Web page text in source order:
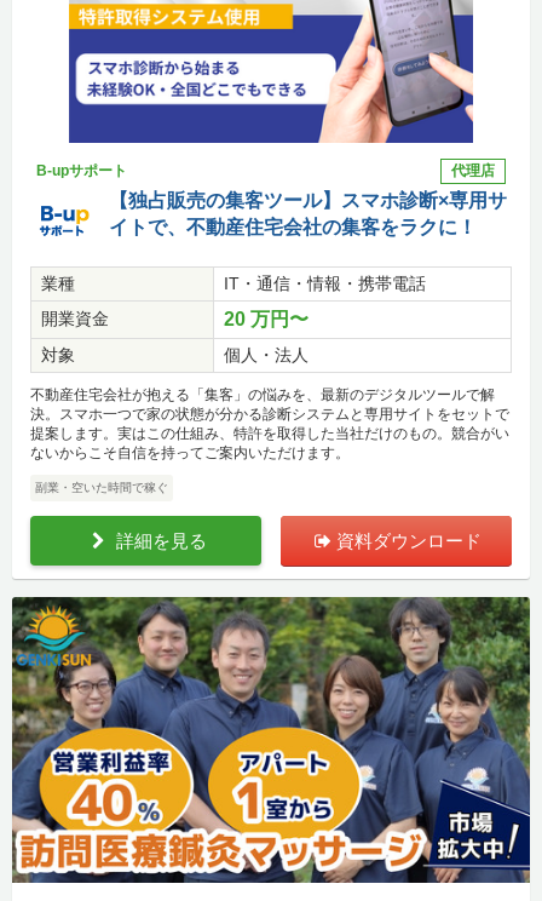
B-upサポート 代理店
【独占販売の集客ツール】スマホ診断×専用サ
イトで、不動産住宅会社の集客をラクに！
業種
IT・通信・情報・携帯電話
開業資金
20 万円〜
対象 個人・法人
不動産住宅会社が抱える「集客」の悩みを、最新のデジタルツールで解
決。スマホ一つで家の状態が分かる診断システムと専用サイトをセットで
提案します。実はこの仕組み、特許を取得した当社だけのもの。競合がい
ないからこそ自信を持ってご案内いただけます。
副業・空いた時間で稼ぐ
詳細を見る 資料ダウンロード